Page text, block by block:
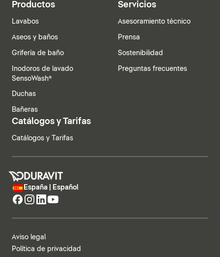
Productos
Lavabos
Aseos y baños
Grifería de baño
Inodoros de lavado
SensoWash®
Duchas
Bañeras
Servicios
Asesoramiento técnico
Prensa
Sostenibilidad
Preguntas frecuentes
Catálogos y Tarifas
Catálogos y Tarifas
España | Español
Aviso legal
Política de privacidad